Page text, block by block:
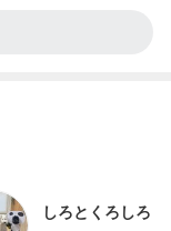
しろとくろしろ